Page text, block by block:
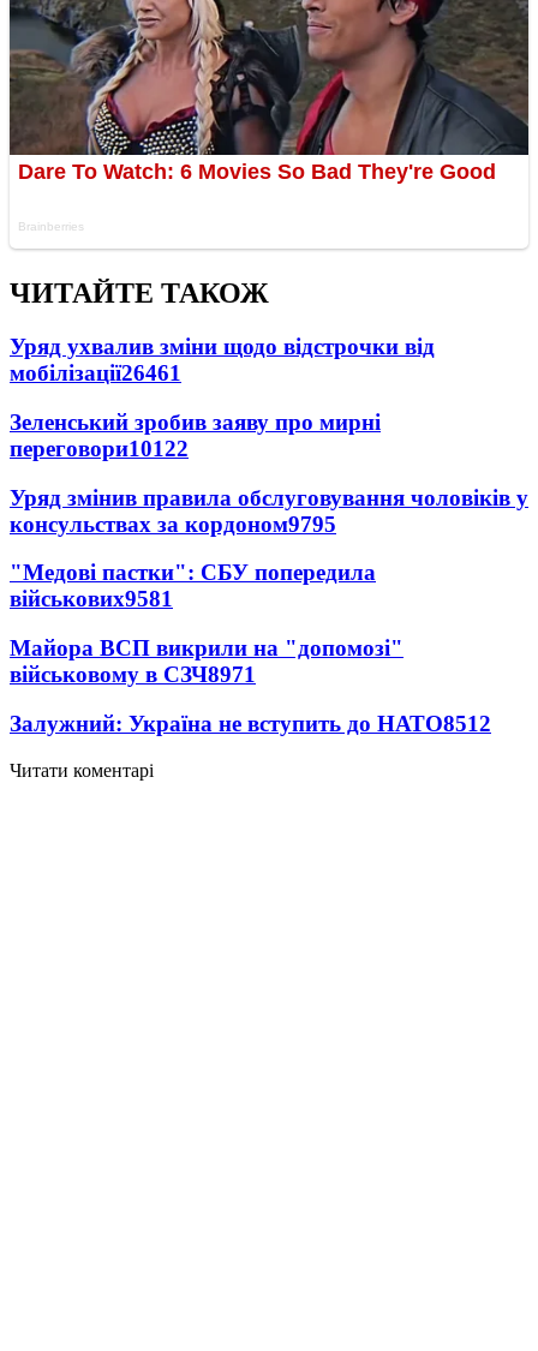
ЧИТАЙТЕ ТАКОЖ
Уряд ухвалив зміни щодо відстрочки від
мобілізації26461
Зеленський зробив заяву про мирні
переговори10122
Уряд змінив правила обслуговування чоловіків у
консульствах за кордоном9795
"Медові пастки": СБУ попередила
військових9581
Майора ВСП викрили на "допомозі"
військовому в СЗЧ8971
Залужний: Україна не вступить до НАТО8512
Читати коментарі